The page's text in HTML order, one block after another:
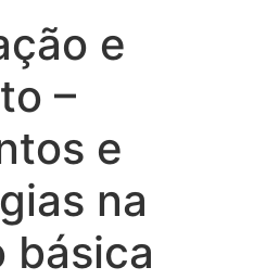
e
–
e
na
básica